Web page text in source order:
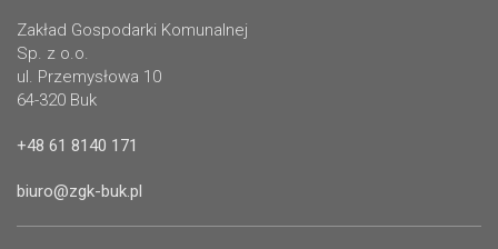
Zakład Gospodarki Komunalnej
Sp. z o.o.
ul. Przemysłowa 10
64-320 Buk
+48 61 8140 171
biuro@zgk-buk.pl